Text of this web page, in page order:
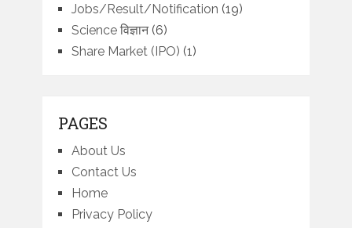
Jobs/Result/Notification (19)
Science विज्ञान(6)
Share Market (IPO) (1)
PAGES
About Us
Contact Us
Home
Privacy Policy